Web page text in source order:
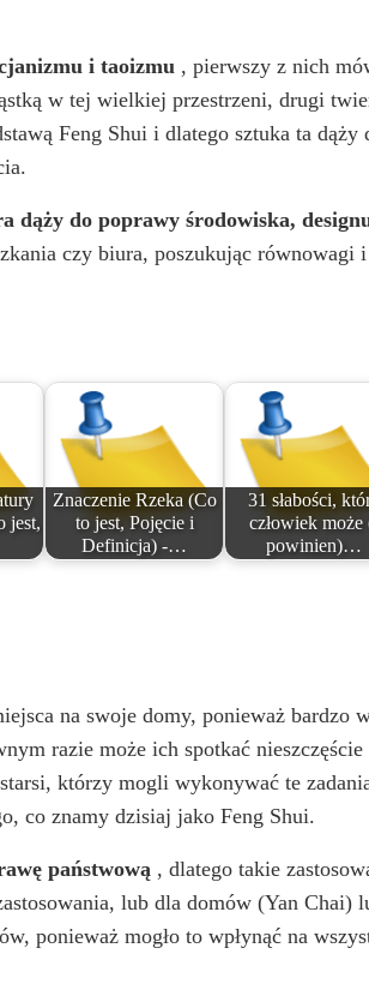
i taoizmu , pierwszy z nich
w tej wielkiej przestrzeni, drugi
Feng Shui i dlatego sztuka ta
dąży do poprawy środowiska,
czy biura, poszukując
jest,
Znaczenie Rzeka (Co
to jest, Pojęcie i
Definicja) -…
31 słabości,
człowiek może
powinien)…
na swoje domy, ponieważ bardzo
razie może ich spotkać
którzy mogli wykonywać te
co znamy dzisiaj jako Feng Shui.
państwową , dlatego takie
lub dla domów (Yan
ponieważ mogło to wpłynąć na